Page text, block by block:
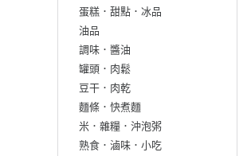
蛋糕．甜點．冰品
油品
調味．醬油
罐頭．肉鬆
豆干．肉乾
麵條．快煮麵
米．雜糧．沖泡粥
熟食．滷味．小吃